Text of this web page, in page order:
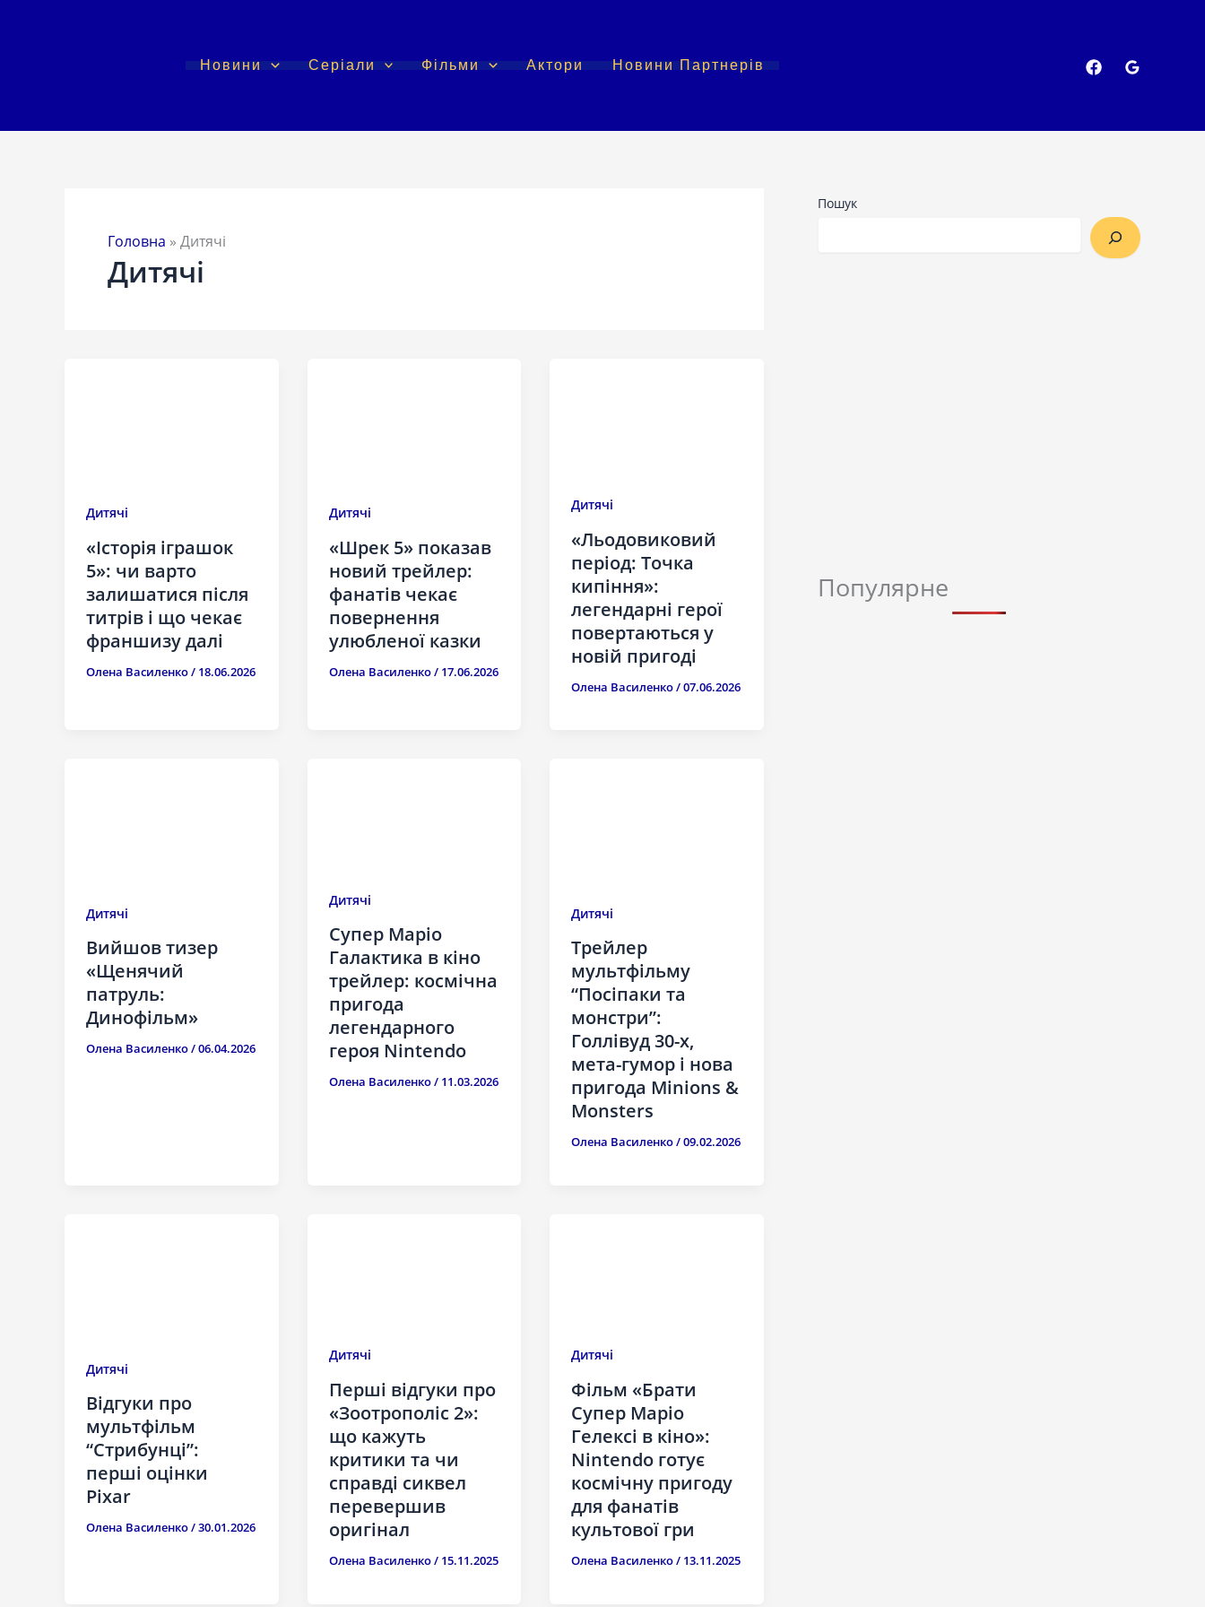
Новини Серіали Фільми Актори Новини Партнерів
Головна » Дитячі
Дитячі
Дитячі
«Історія іграшок
5»: чи варто
залишатися після
титрів і що чекає
франшизу далі
Олена Василенко/ 18.06.2026
Дитячі
«Шрек 5» показав
новий трейлер:
фанатів чекає
повернення
улюбленої казки
Олена Василенко/ 17.06.2026
Дитячі
«Льодовиковий
період: Точка
кипіння»:
легендарні герої
повертаються у
новій пригоді
Олена Василенко/07.06.2026
Дитячі
Вийшов тизер
«Щенячий
патруль:
Динофільм»
Олена Василенко/06.04.2026
Дитячі
Супер Маріо
Галактика в кіно
трейлер: космічна
пригода
легендарного
героя Nintendo
Олена Василенко/ 11.03.2026
Дитячі
Трейлер
мультфільму
“Посіпаки та
монстри”:
Голлівуд 30-х,
мета-гумор і нова
пригода Minions &
Monsters
Олена Василенко/09.02.2026
Дитячі
Відгуки про
мультфільм
“Стрибунці”:
перші оцінки
Pixar
Олена Василенко/30.01.2026
Дитячі
Перші відгуки про
«Зоотрополіс 2»:
що кажуть
критики та чи
справді сиквел
перевершив
оригінал
Олена Василенко/ 15.11.2025
Дитячі
Фільм «Брати
Супер Маріо
Гелексі в кіно»:
Nintendo готує
космічну пригоду
для фанатів
культової гри
Олена Василенко/ 13.11.2025
Пошук
Популярне